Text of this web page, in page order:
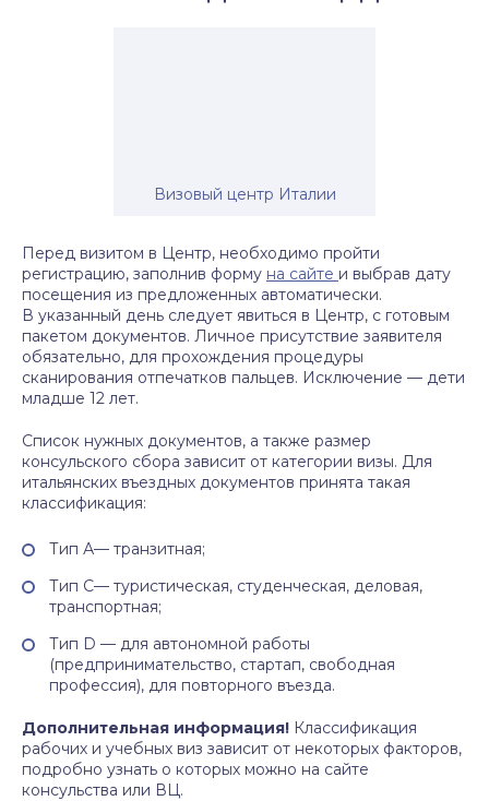
Визовый центр Италии
Перед визитом в Центр, необходимо пройти
регистрацию, заполнив форму на сайте и выбрав дату
посещения из предложенных автоматически.
В указанный день следует явиться в Центр, с готовым
пакетом документов. Личное присутствие заявителя
обязательно, для прохождения процедуры
сканирования отпечатков пальцев. Исключение — дети
младше 12 лет.
Список нужных документов, а также размер
консульского сбора зависит от категории визы. Для
итальянских въездных документов принята такая
классификация:
Тип А— транзитная;
Тип С— туристическая, студенческая, деловая,
транспортная;
Тип D — для автономной работы
(предпринимательство, стартап, свободная
профессия), для повторного въезда.
Дополнительная информация! Классификация
рабочих и учебных виз зависит от некоторых факторов,
подробно узнать о которых можно на сайте
консульства или ВЦ.